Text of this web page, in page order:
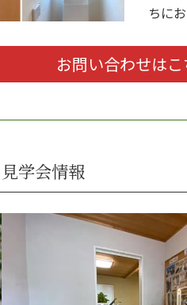
ちに
お問い合わせはこ
見学会情報